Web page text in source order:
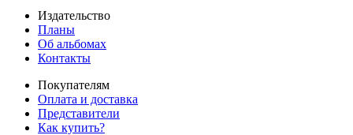
Издательство
Планы
Об альбомах
Контакты
Покупателям
Оплата и доставка
Представители
Как купить?